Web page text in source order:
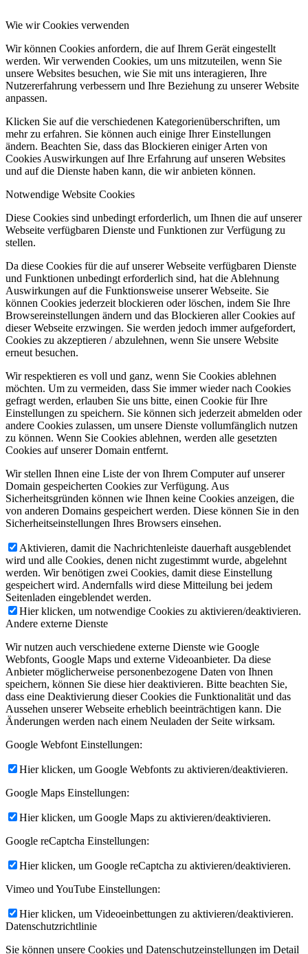
Wie wir Cookies verwenden
Wir können Cookies anfordern, die auf Ihrem Gerät eingestellt
werden. Wir verwenden Cookies, um uns mitzuteilen, wenn Sie
unsere Websites besuchen, wie Sie mit uns interagieren, Ihre
Nutzererfahrung verbessern und Ihre Beziehung zu unserer Website
anpassen.
Klicken Sie auf die verschiedenen Kategorienüberschriften, um
mehr zu erfahren. Sie können auch einige Ihrer Einstellungen
ändern. Beachten Sie, dass das Blockieren einiger Arten von
Cookies Auswirkungen auf Ihre Erfahrung auf unseren Websites
und auf die Dienste haben kann, die wir anbieten können.
Notwendige Website Cookies
Diese Cookies sind unbedingt erforderlich, um Ihnen die auf unserer
Webseite verfügbaren Dienste und Funktionen zur Verfügung zu
stellen.
Da diese Cookies für die auf unserer Webseite verfügbaren Dienste
und Funktionen unbedingt erforderlich sind, hat die Ablehnung
Auswirkungen auf die Funktionsweise unserer Webseite. Sie
können Cookies jederzeit blockieren oder löschen, indem Sie Ihre
Browsereinstellungen ändern und das Blockieren aller Cookies auf
dieser Webseite erzwingen. Sie werden jedoch immer aufgefordert,
Cookies zu akzeptieren / abzulehnen, wenn Sie unsere Website
erneut besuchen.
Wir respektieren es voll und ganz, wenn Sie Cookies ablehnen
möchten. Um zu vermeiden, dass Sie immer wieder nach Cookies
gefragt werden, erlauben Sie uns bitte, einen Cookie für Ihre
Einstellungen zu speichern. Sie können sich jederzeit abmelden oder
andere Cookies zulassen, um unsere Dienste vollumfänglich nutzen
zu können. Wenn Sie Cookies ablehnen, werden alle gesetzten
Cookies auf unserer Domain entfernt.
Wir stellen Ihnen eine Liste der von Ihrem Computer auf unserer
Domain gespeicherten Cookies zur Verfügung. Aus
Sicherheitsgründen können wie Ihnen keine Cookies anzeigen, die
von anderen Domains gespeichert werden. Diese können Sie in den
Sicherheitseinstellungen Ihres Browsers einsehen.
Aktivieren, damit die Nachrichtenleiste dauerhaft ausgeblendet
wird und alle Cookies, denen nicht zugestimmt wurde, abgelehnt
werden. Wir benötigen zwei Cookies, damit diese Einstellung
gespeichert wird. Andernfalls wird diese Mitteilung bei jedem
Seitenladen eingeblendet werden.
Hier klicken, um notwendige Cookies zu aktivieren/deaktivieren.
Andere externe Dienste
Wir nutzen auch verschiedene externe Dienste wie Google
Webfonts, Google Maps und externe Videoanbieter. Da diese
Anbieter möglicherweise personenbezogene Daten von Ihnen
speichern, können Sie diese hier deaktivieren. Bitte beachten Sie,
dass eine Deaktivierung dieser Cookies die Funktionalität und das
Aussehen unserer Webseite erheblich beeinträchtigen kann. Die
Änderungen werden nach einem Neuladen der Seite wirksam.
Google Webfont Einstellungen:
Hier klicken, um Google Webfonts zu aktivieren/deaktivieren.
Google Maps Einstellungen:
Hier klicken, um Google Maps zu aktivieren/deaktivieren.
Google reCaptcha Einstellungen:
Hier klicken, um Google reCaptcha zu aktivieren/deaktivieren.
Vimeo und YouTube Einstellungen:
Hier klicken, um Videoeinbettungen zu aktivieren/deaktivieren.
Datenschutzrichtlinie
Sie können unsere Cookies und Datenschutzeinstellungen im Detail